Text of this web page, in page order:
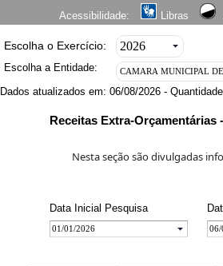
Acessibilidade: Libras
Escolha o Exercício:
Escolha a Entidade:
Dados atualizados em: 06/08/2026 -